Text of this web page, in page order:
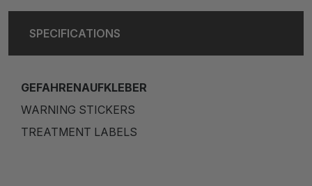
SPECIFICATIONS
GEFAHRENAUFKLEBER
WARNING STICKERS
TREATMENT LABELS